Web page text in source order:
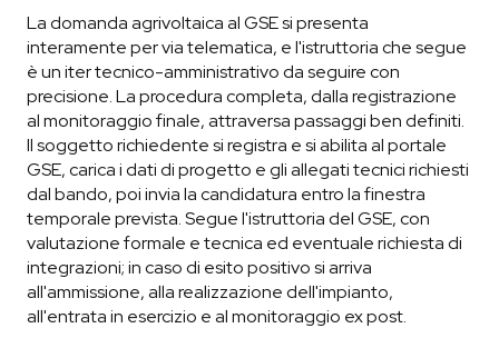
La domanda agrivoltaica al GSE si presenta
interamente per via telematica, e l'istruttoria che segue
è un iter tecnico-amministrativo da seguire con
precisione. La procedura completa, dalla registrazione
al monitoraggio finale, attraversa passaggi ben definiti.
Il soggetto richiedente si registra e si abilita al portale
GSE, carica i dati di progetto e gli allegati tecnici richiesti
dal bando, poi invia la candidatura entro la finestra
temporale prevista. Segue l'istruttoria del GSE, con
valutazione formale e tecnica ed eventuale richiesta di
integrazioni; in caso di esito positivo si arriva
all'ammissione, alla realizzazione dell'impianto,
all'entrata in esercizio e al monitoraggio ex post.